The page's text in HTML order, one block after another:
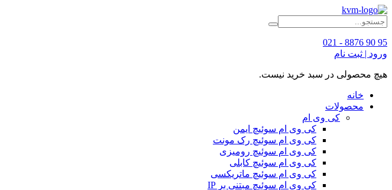
95 90 8876 - 021
ورود | ثبت نام
هیچ محصولی در سبد خرید نیست.
خانه
محصولات
کی وی ام
کی وی ام سوئیچ ایمن
کی وی ام سوئیچ رک مونت
کی وی ام سوئیچ رومیزی
کی وی ام سوئیچ کابلی
کی وی ام سوئیچ ماتریکسی
کی وی ام سوئیچ مبتنی بر IP